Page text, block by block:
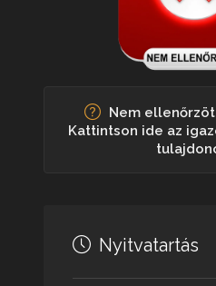
Nem
Kattintson ide az
Nyitvatartás